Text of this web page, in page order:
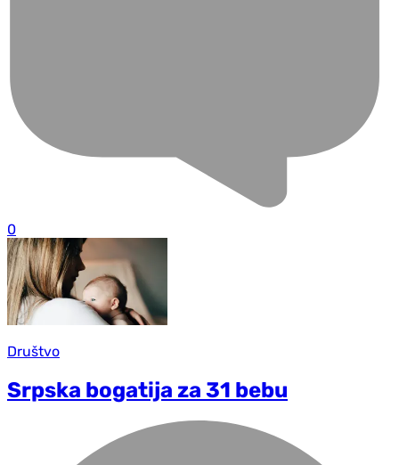
0
Društvo
Srpska bogatija za 31 bebu